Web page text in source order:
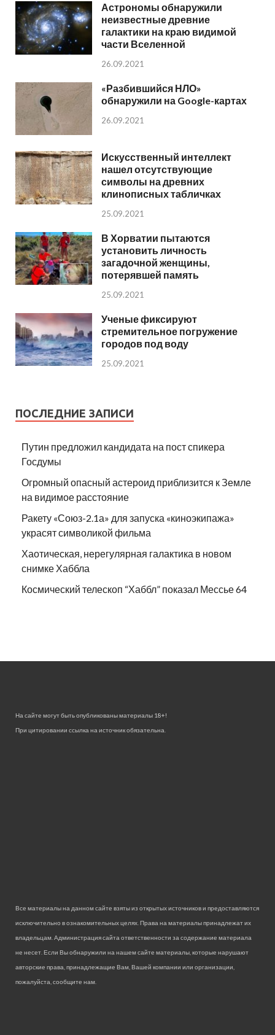
Астрономы обнаружили
неизвестные древние
галактики на краю видимой
части Вселенной
26.09.2021
«Разбившийся НЛО»
обнаружили на Google-картах
26.09.2021
Искусственный интеллект
нашел отсутствующие
символы на древних
клинописных табличках
25.09.2021
В Хорватии пытаются
установить личность
загадочной женщины,
потерявшей память
25.09.2021
Ученые фиксируют
стремительное погружение
городов под воду
25.09.2021
ПОСЛЕДНИЕ ЗАПИСИ
Путин предложил кандидата на пост спикера
Госдумы
Огромный опасный астероид приблизится к Земле
на видимое расстояние
Ракету «Союз-2.1а» для запуска «киноэкипажа»
украсят символикой фильма
Хаотическая, нерегулярная галактика в новом
снимке Хаббла
Космический телескоп “Хаббл” показал Мессье 64
На сайте могут быть опубликованы материалы 18+!
При цитировании ссылка на источник обязательна.
Все материалы на данном сайте взяты из открытых источников и предоставляются
исключительно в ознакомительных целях. Права на материалы принадлежат их
владельцам. Администрация сайта ответственности за содержание материала
не несет. Если Вы обнаружили на нашем сайте материалы, которые нарушают
авторские права, принадлежащие Вам, Вашей компании или организации,
пожалуйста, сообщите нам.